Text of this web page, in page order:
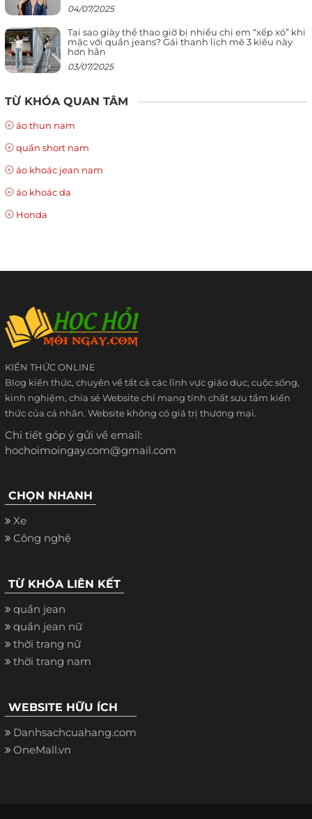
04/07/2025
Tại sao giày thể thao giờ bị nhiều chị em “xếp xó” khi
mặc với quần jeans? Gái thanh lịch mê 3 kiểu này
hơn hẳn
03/07/2025
TỪ KHÓA QUAN TÂM
áo thun nam
quần short nam
áo khoác jean nam
áo khoác da
Honda
KIẾN THỨC ONLINE
Blog kiến thức, chuyên về tất cả các lĩnh vực giáo dục, cuộc sống,
kinh nghiệm, chia sẻ Website chỉ mang tính chất sưu tầm kiến
thức của cá nhân. Website không có giá trị thương mại.
Chi tiết góp ý gửi về email:
hochoimoingay.com@gmail.com
CHỌN NHANH
Xe
Công nghệ
TỪ KHÓA LIÊN KẾT
quần jean
quần jean nữ
thời trang nữ
thời trang nam
WEBSITE HỮU ÍCH
Danhsachcuahang.com
OneMall.vn